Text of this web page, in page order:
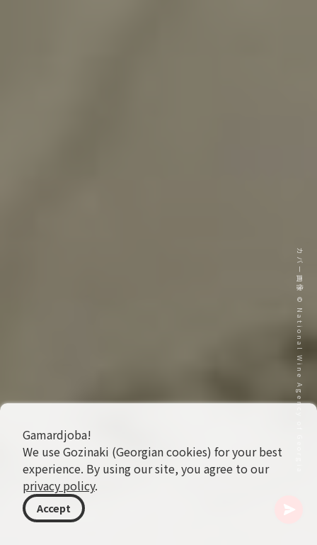
カバー画像 © National Wine Agency of Georgia
Gamardjoba!
We use Gozinaki (Georgian cookies) for your best
experience. By using our site, you agree to our
privacy policy.
Accept